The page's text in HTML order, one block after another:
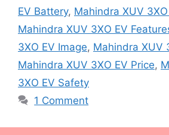
EV Battery, Mahindra XUV
Mahindra XUV 3XO EV
3XO EV Image, Mahindra XUV
Mahindra XUV 3XO EV Price,
3XO EV Safety
1 Comment